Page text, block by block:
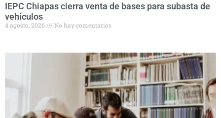
IEPC Chiapas cierra venta de bases para subasta de
vehículos
4 agosto, 2026 No hay comentarios